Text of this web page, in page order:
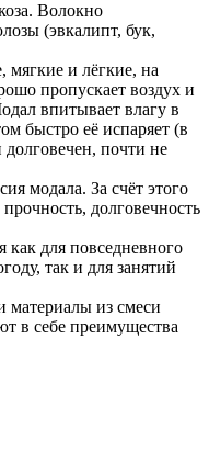
Волокно
(эвкалипт, бук,
мягкие и лёгкие, на
пропускает воздух и
впитывает влагу в
быстро её испаряет (в
почти не
модала. За счёт этого
долговечность
для повседневного
так и для занятий
материалы из смеси
в себе преимущества